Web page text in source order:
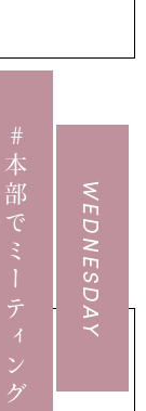
WEDNESDAY
#本部でミーティング